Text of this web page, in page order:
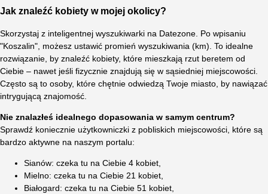
Jak znaleźć kobiety w mojej okolicy?
Skorzystaj z inteligentnej wyszukiwarki na Datezone. Po wpisaniu
"Koszalin", możesz ustawić promień wyszukiwania (km). To idealne
rozwiązanie, by znaleźć kobiety, które mieszkają rzut beretem od
Ciebie – nawet jeśli fizycznie znajdują się w sąsiedniej miejscowości.
Często są to osoby, które chętnie odwiedzą Twoje miasto, by nawiązać
intrygującą znajomość.
Nie znalazłeś idealnego dopasowania w samym centrum?
Sprawdź koniecznie użytkowniczki z pobliskich miejscowości, które są
bardzo aktywne na naszym portalu:
Sianów: czeka tu na Ciebie 4 kobiet,
Mielno: czeka tu na Ciebie 21 kobiet,
Białogard: czeka tu na Ciebie 51 kobiet,